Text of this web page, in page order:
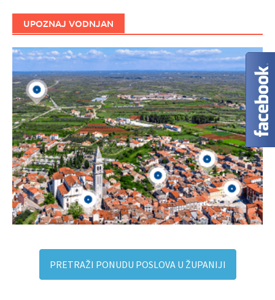
UPOZNAJ VODNJAN
PRETRAŽI PONUDU POSLOVA U ŽUPANIJI